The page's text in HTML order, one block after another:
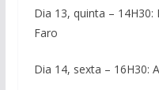
Dia 13, quinta –
Faro
Dia 14, sexta – 16H30: